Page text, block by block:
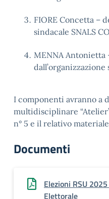
FIORE Concetta –
sindacale SNALS
MENNA Antonietta
dall’organizzazione
I componenti avranno a
multidisciplinare
n° 5 e il relativo
Documenti
Elezioni RSU
Elettorale